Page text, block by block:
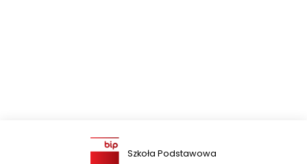
Szkoła Podstawowa